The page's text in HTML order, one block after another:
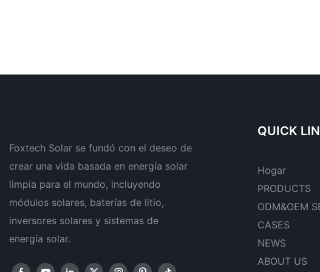
Foxtech Solar se fundó con el deseo de
crear una vida basada en energía solar
limpia para el mundo, incluyendo
módulos solares, baterías de litio,
inversores solares y sistemas de
energía solar.
QUICK
Hogar
PRODUCTS
ODM&OEM
CASES
NEWS
ABOUT US